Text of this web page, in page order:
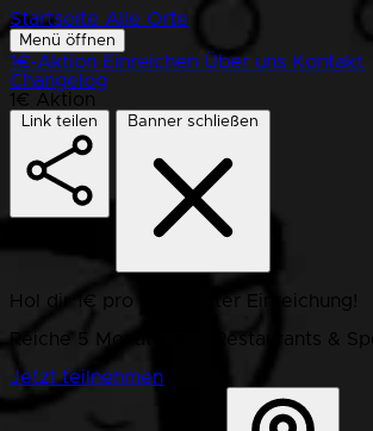
Startseite Alle Orte
Menü öffnen
1€-Aktion Einreichen Über uns Kontakt
Changelog
1€ Aktion
Link teilen Banner schließen
Hol dir 1€ pro bestätigter Einreichung!
Reiche 5 Monate lang Restaurants &
Jetzt teilnehmen